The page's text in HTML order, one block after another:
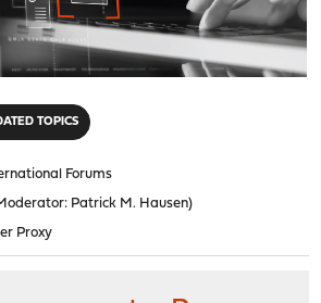
TOPICS
Forums
Patrick M. Hausen)
Proxy